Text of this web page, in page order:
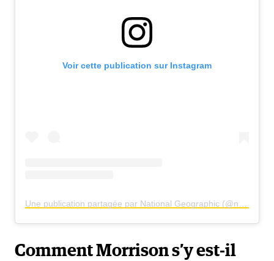
Voir cette publication sur Instagram
Comment Morrison s’y est-il